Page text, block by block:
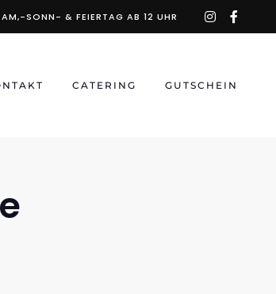
SONN- & FEIERTAG AB 12 UHR
CATERING GUTSCHEIN